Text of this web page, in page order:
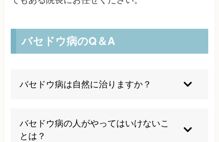
バセドウ病のQ＆A
バセドウ病は自然に治りますか？
りません。適切な治療を受けることで症状をコン
トロールし、寛解状態に持ち込むことは可能です
バセドウ病の人がやってはいけないこ
とは？